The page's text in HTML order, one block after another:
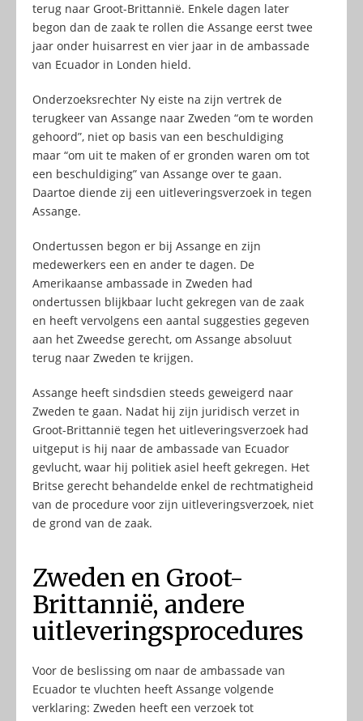
terug naar Groot-Brittannië. Enkele dagen later
begon dan de zaak te rollen die Assange eerst twee
jaar onder huisarrest en vier jaar in de ambassade
van Ecuador in Londen hield.
Onderzoeksrechter Ny eiste na zijn vertrek de
terugkeer van Assange naar Zweden “om te worden
gehoord”, niet op basis van een beschuldiging
maar “om uit te maken of er gronden waren om tot
een beschuldiging” van Assange over te gaan.
Daartoe diende zij een uitleveringsverzoek in tegen
Assange.
Ondertussen begon er bij Assange en zijn
medewerkers een en ander te dagen. De
Amerikaanse ambassade in Zweden had
ondertussen blijkbaar lucht gekregen van de zaak
en heeft vervolgens een aantal suggesties gegeven
aan het Zweedse gerecht, om Assange absoluut
terug naar Zweden te krijgen.
Assange heeft sindsdien steeds geweigerd naar
Zweden te gaan. Nadat hij zijn juridisch verzet in
Groot-Brittannië tegen het uitleveringsverzoek had
uitgeput is hij naar de ambassade van Ecuador
gevlucht, waar hij politiek asiel heeft gekregen. Het
Britse gerecht behandelde enkel de rechtmatigheid
van de procedure voor zijn uitleveringsverzoek, niet
de grond van de zaak.
Zweden en Groot-
Brittannië, andere
uitleveringsprocedures
Voor de beslissing om naar de ambassade van
Ecuador te vluchten heeft Assange volgende
verklaring: Zweden heeft een verzoek tot